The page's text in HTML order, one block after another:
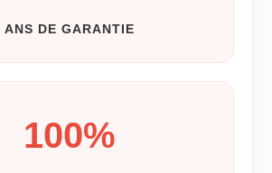
ANS DE GARANTIE
100%